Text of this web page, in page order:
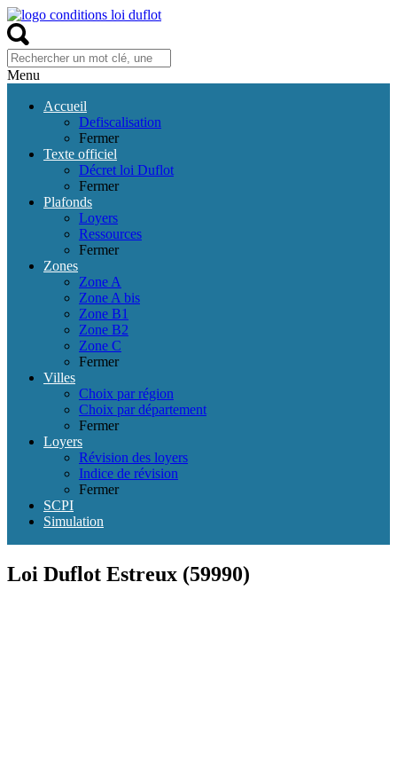
Menu
Accueil
Defiscalisation
Fermer
Texte officiel
Décret loi Duflot
Fermer
Plafonds
Loyers
Ressources
Fermer
Zones
Zone A
Zone A bis
Zone B1
Zone B2
Zone C
Fermer
Villes
Choix par région
Choix par département
Fermer
Loyers
Révision des loyers
Indice de révision
Fermer
SCPI
Simulation
Loi Duflot Estreux (59990)